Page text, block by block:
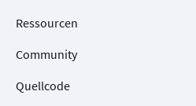
Ressourcen
Community
Quellcode